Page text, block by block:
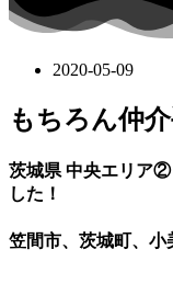
2020-05-09
もちろん仲
茨城県 中央エリア②
した！
笠間市、茨城町、小